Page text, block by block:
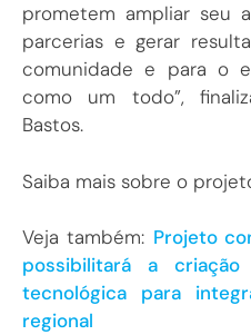
prometem ampliar seu
parcerias e gerar
comunidade e para o
como um todo”,
Bastos.
Saiba mais sobre o
Veja também: Projeto
possibilitará a
tecnológica para
regional